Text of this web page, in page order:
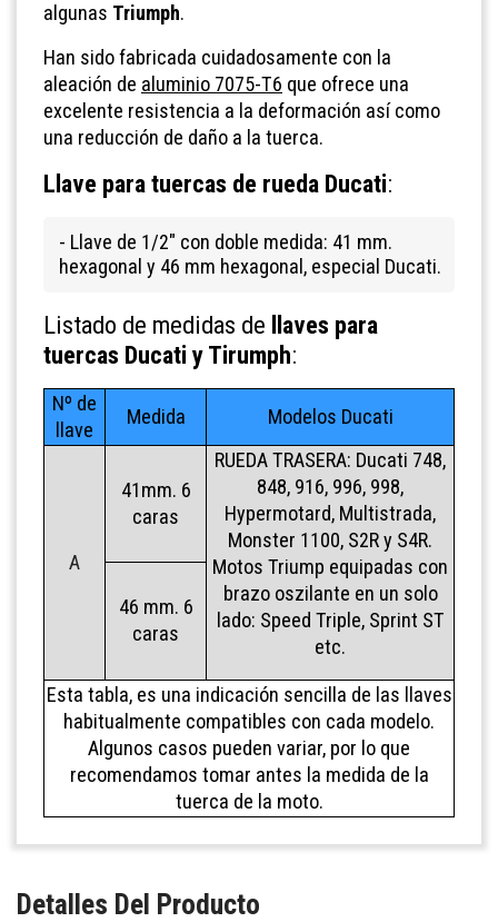
algunas Triumph.
Han sido fabricada cuidadosamente con la
aleación de aluminio 7075-T6 que ofrece una
excelente resistencia a la deformación así como
una reducción de daño a la tuerca.
Llave para tuercas de rueda Ducati:
- Llave de 1/2" con doble medida: 41 mm.
hexagonal y 46 mm hexagonal, especial Ducati.
Listado de medidas de llaves para
tuercas Ducati y Tirumph:
Nº de
llave
Medida Modelos Ducati
A
41mm. 6
caras
RUEDA TRASERA: Ducati 748,
848, 916, 996, 998,
Hypermotard, Multistrada,
Monster 1100, S2R y S4R.
Motos Triump equipadas con
brazo oszilante en un solo
lado: Speed Triple, Sprint ST
etc.
46 mm. 6
caras
Esta tabla, es una indicación sencilla de las llaves
habitualmente compatibles con cada modelo.
Algunos casos pueden variar, por lo que
recomendamos tomar antes la medida de la
tuerca de la moto.
Detalles Del Producto